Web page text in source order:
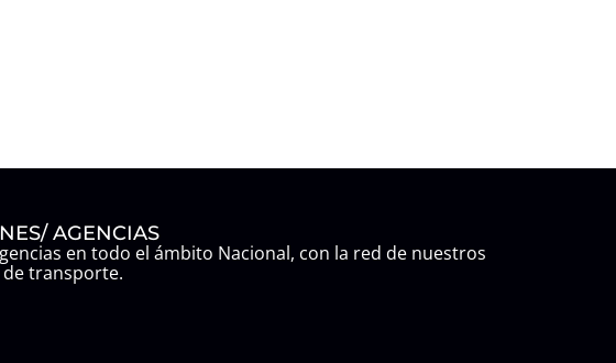
AGENCIAS
en todo el ámbito Nacional, con la red de nuestros
transporte.